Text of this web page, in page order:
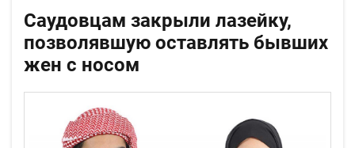
Саудовцам закрыли лазейку,
позволявшую оставлять бывших
жен с носом